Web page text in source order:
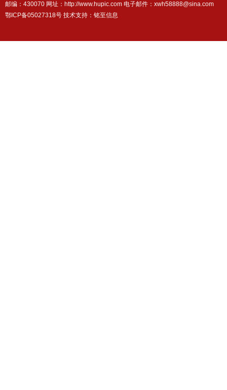
邮编：430070 网址：http://www.hupic.com 电子邮件：xwh58888@sina.com
鄂ICP备05027318号 技术支持： 铭至信息